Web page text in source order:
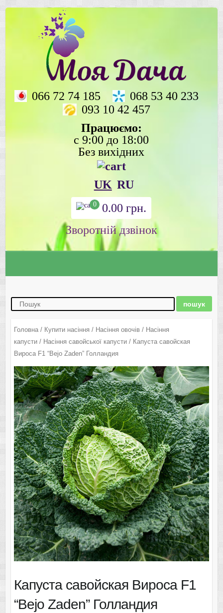
066 72 74 185
068 53 40 233
093 10 42 457
Працюємо:
с 9:00 до 18:00
Без вихідних
UK RU
0 0.00грн.
Зворотній дзвінок
Головна/ Купити насіння / Насіння овочів/ Насіння
капусти/ Насіння савойської капусти/ Капуста савойская
Вироса F1 “Bejo Zaden” Голландия
Капуста савойская Вироса F1
“Bejo Zaden” Голландия